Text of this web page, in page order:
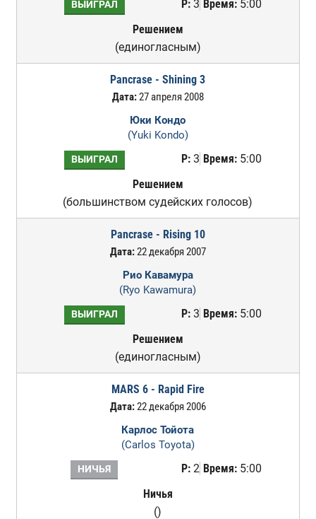
ВЫИГРАЛ Р:3 Время:5:00
Решением
(единогласным)
Pancrase - Shining 3
Дата:27 апреля 2008
Юки Кондо
(Yuki Kondo)
ВЫИГРАЛ Р:3 Время:5:00
Решением
(большинством судейских голосов)
Pancrase - Rising 10
Дата:22 декабря 2007
Рио Кавамура
(Ryo Kawamura)
ВЫИГРАЛ Р:3 Время:5:00
Решением
(единогласным)
MARS 6 - Rapid Fire
Дата:22 декабря 2006
Карлос Тойота
(Carlos Toyota)
НИЧЬЯ Р:2 Время:5:00
Ничья
()